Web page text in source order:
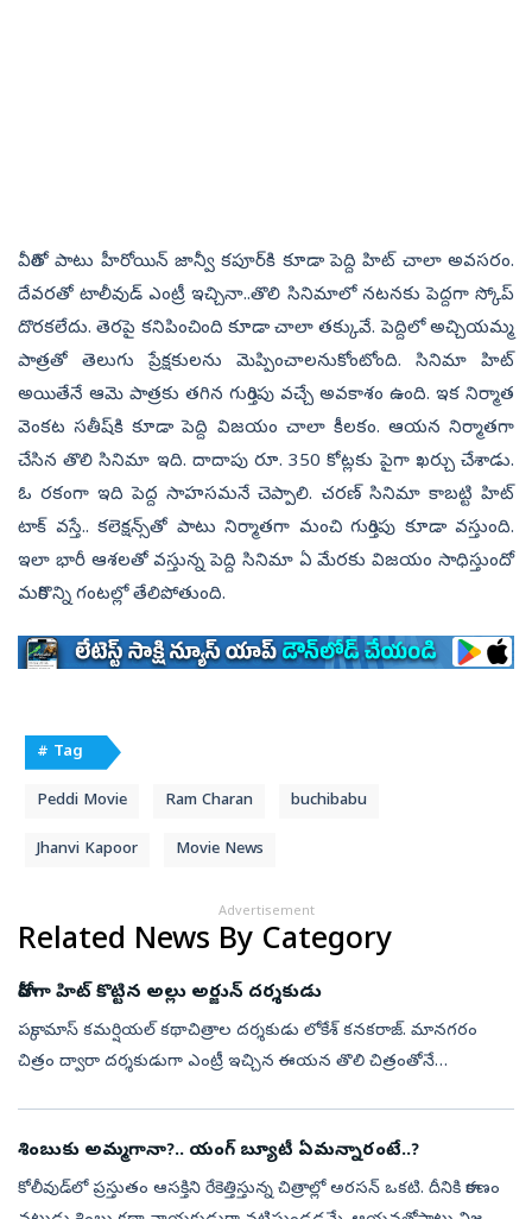
వీరితో పాటు హీరోయిన్‌ జాన్వీ కపూర్‌కి కూడా పెద్ది హిట్‌ చాలా అవసరం.
దేవరతో టాలీవుడ్‌ ఎంట్రీ ఇచ్చినా..తొలి సినిమాలో నటనకు పెద్దగా స్కోప్‌
దొరకలేదు. తెరపై కనిపించింది కూడా చాలా తక్కువే. పెద్దిలో అచ్చియమ్మ
పాత్రతో తెలుగు ప్రేక్షకులను మెప్పించాలనుకోంటోంది. సినిమా హిట్‌
అయితేనే ఆమె పాత్రకు తగిన గుర్తింపు వచ్చే అవకాశం ఉంది. ఇక నిర్మాత
వెంకట సతీష్‌కి కూడా పెద్ది విజయం చాలా కీలకం. ఆయన నిర్మాతగా
చేసిన తొలి సినిమా ఇది. దాదాపు రూ. 350 కోట్లకు పైగా ఖర్చు చేశాడు.
ఓ రకంగా ఇది పెద్ద సాహసమనే చెప్పాలి. చరణ్‌ సినిమా కాబట్టి హిట్‌
టాక్‌ వస్తే.. కలెక్షన్స్‌తో పాటు నిర్మాతగా మంచి గుర్తింపు కూడా వస్తుంది.
ఇలా భారీ ఆశలతో వస్తున్న పెద్ది సినిమా ఏ మేరకు విజయం సాధిస్తుందో
మరికొన్ని గంటల్లో తేలిపోతుంది.
# Tag
Peddi Movie Ram Charan buchibabu
Jhanvi Kapoor Movie News
Advertisement
Related News By Category
హీరోగా హిట్‌ కొట్టిన అల్లు అర్జున్‌ దర్శకుడు
పక్కా మాస్‌ కమర్షియల్‌ కథాచిత్రాల దర్శకుడు లోకేశ్‌ కనకరాజ్‌. మానగరం
చిత్రం ద్వారా దర్శకుడుగా ఎంట్రీ ఇచ్చిన ఈయన తొలి చిత్రంతోనే
శింబుకు అమ్మగానా?.. యంగ్‌ బ్యూటీ ఏమన్నారంటే..?
కోలీవుడ్‌లో ప్రస్తుతం ఆసక్తిని రేకెత్తిస్తున్న చిత్రాల్లో అరసన్‌ ఒకటి. దీనికి కారణం